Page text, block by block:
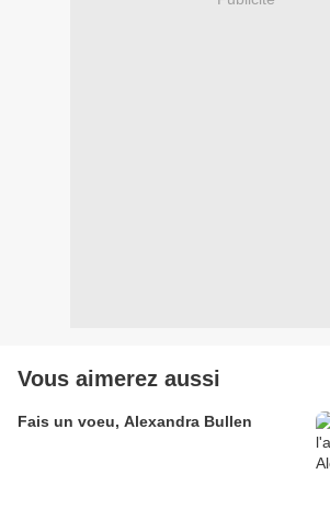
Vous aimerez aussi
Fais un voeu, Alexandra Bullen